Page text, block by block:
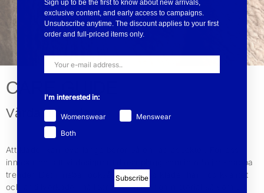
CARE GUIDE
Vårda dina plagg
Att kläder kan leva länge beror på en rad aspekter. För oss
innebär det att vi designar tidlösa plagg som inte följer snabba
trender. Det innebär också att att våra kläder har hög kvalitet
och är tillverkade i hållbara och naturliga material så som ull,
Sign up to be the first to know about new arrivals,
exclusive content, and early access to campaigns.
Unsubscribe anytime. The discount applies to your first
order and full-priced items only.
I'm interested in:
Womenswear
Menswear
Both
Subscribe